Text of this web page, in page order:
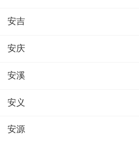
安吉
安庆
安溪
安义
安源